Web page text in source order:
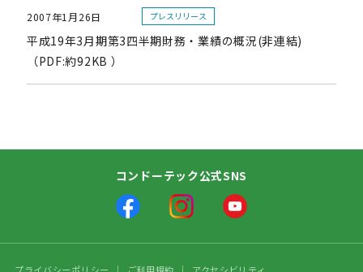
2007年1月26日 プレスリリース
平成19年3月期第3四半期財務・業績の概況(非連結)
（PDF:約92KB ）
コンドーテック公式SNS